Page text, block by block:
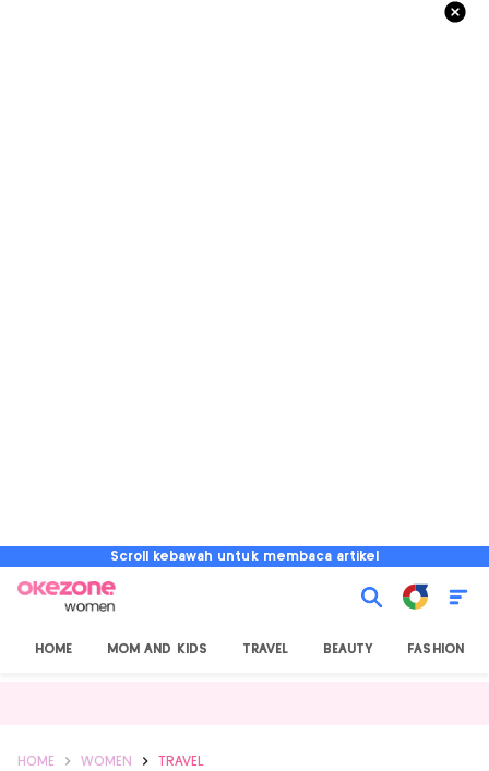
Scroll kebawah untuk membaca artikel
HOME MOM AND KIDS TRAVEL BEAUTY FASHION
HOME WOMEN TRAVEL